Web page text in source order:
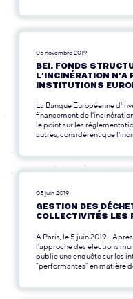
05 novembre 2019
BEI, FONDS
L’INCINÉRATION
INSTITUTIONS
La Banque Européenne
financement de
le point sur les
autres, considèrent que
05 juin 2019
GESTION DES
COLLECTIVITÉS LES
A Paris, le 5 juin 2019 -
l'approche des élections
publie une enquête sur les
"performantes" en matière